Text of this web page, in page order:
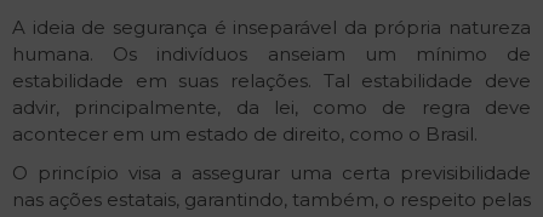
A ideia de segurança é inseparável da própria natureza
humana. Os indivíduos anseiam um mínimo de
estabilidade em suas relações. Tal estabilidade deve
advir, principalmente, da lei, como de regra deve
acontecer em um estado de direito, como o Brasil.
O princípio visa a assegurar uma certa previsibilidade
nas ações estatais, garantindo, também, o respeito pelas